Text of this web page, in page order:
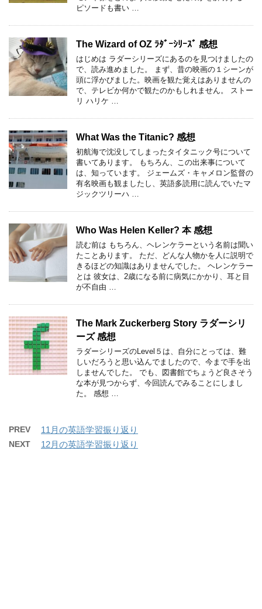
ピソードも書い …
The Wizard of OZ ﾗﾀﾞｰｼﾘｰｽﾞ 感想
はじめは ラダーシリーズにあるのを見つけましたの
で、読み進めました。 まず、昔の映画の１シーンが
頭に浮かびました。映画を観た覚えはありませんの
で、テレビか何かで観たのかもしれません。 ストー
リ ハリケ …
What Was the Titanic? 感想
初航海で沈没してしまったタイタニック号について
書いてあります。 もちろん、この出来事について
は、知っています。 ジェームズ・キャメロン監督の
有名映画も観ましたし、英語多読用に読んでいたマ
ジックツリーハ …
Who Was Helen Keller? 本 感想
読む前は もちろん、ヘレンケラーという名前は聞い
たことあります。 ただ、どんな人物かを人に説明で
きるほどの知識はありませんでした。 ヘレンケラー
とは 彼女は、2歳になる前に病気にかかり、耳と目
が不自由 …
The Mark Zuckerberg Story ラダーシリ
ーズ 感想
ラダーシリーズのLevel５は、自分にとっては、難
しいだろうと思い込んでましたので、今まで手を出
しませんでした。 でも、図書館でちょうど良さそう
な本が見つからず、今回読んでみることにしまし
た。 感想 …
PREV 11月の英語学習振り返り
NEXT 12月の英語学習振り返り